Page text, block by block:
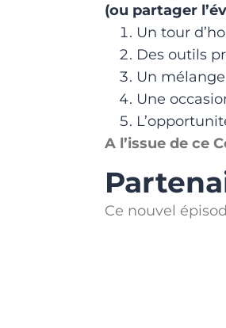
(ou partager
Un tour
Des outils
Un
Une
A l’issue de ce
Ce nouvel